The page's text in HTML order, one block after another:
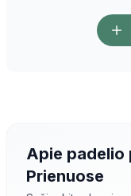
Apie padelio
Prienuose